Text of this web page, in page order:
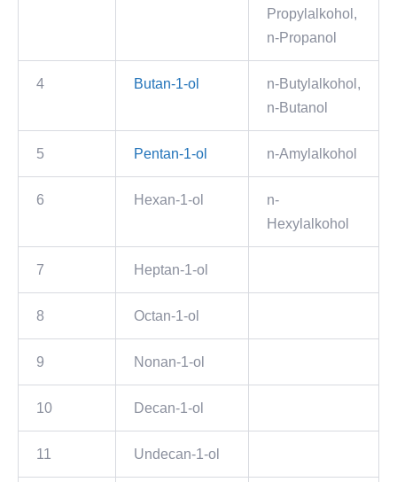
Propylalkohol,
n-Propanol
4 Butan-1-ol
n-Butylalkohol,
n-Butanol
5 Pentan-1-ol n-Amylalkohol
6 Hexan-1-ol
n-
Hexylalkohol
7 Heptan-1-ol
8 Octan-1-ol
9 Nonan-1-ol
10 Decan-1-ol
11 Undecan-1-ol